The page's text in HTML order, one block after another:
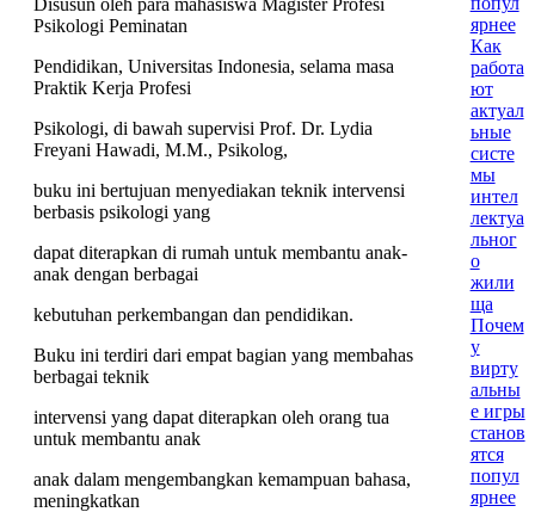
Disusun oleh para mahasiswa Magister Profesi
Psikologi Peminatan
Pendidikan, Universitas Indonesia, selama masa
Praktik Kerja Profesi
Psikologi, di bawah supervisi Prof. Dr. Lydia
Freyani Hawadi, M.M., Psikolog,
buku ini bertujuan menyediakan teknik intervensi
berbasis psikologi yang
dapat diterapkan di rumah untuk membantu anak-
anak dengan berbagai
kebutuhan perkembangan dan pendidikan.
Buku ini terdiri dari empat bagian yang membahas
berbagai teknik
intervensi yang dapat diterapkan oleh orang tua
untuk membantu anak
anak dalam mengembangkan kemampuan bahasa,
meningkatkan
ярнее
Как
работа
ют
актуал
ьные
систе
мы
интел
лектуа
льног
о
жили
ща
Почем
у
вирту
альны
е игры
станов
ятся
попул
ярнее